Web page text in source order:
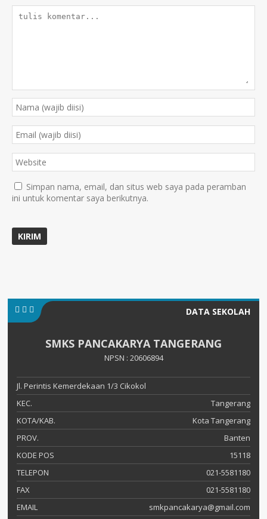
Simpan nama, email, dan situs web saya pada peramban
ini untuk komentar saya berikutnya.
DATA SEKOLAH
SMKS PANCAKARYA TANGERANG
NPSN : 20606894
Jl. Perintis Kemerdekaan 1/3 Cikokol
KEC.
Tangerang
KOTA/KAB.
Kota Tangerang
PROV.
Banten
KODE POS
15118
TELEPON
021-5581180
FAX
021-5581180
EMAIL
smkpancakarya@gmail.com